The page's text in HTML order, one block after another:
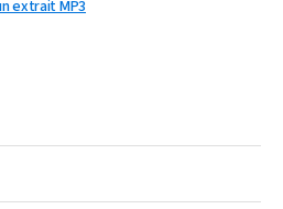
extrait MP3